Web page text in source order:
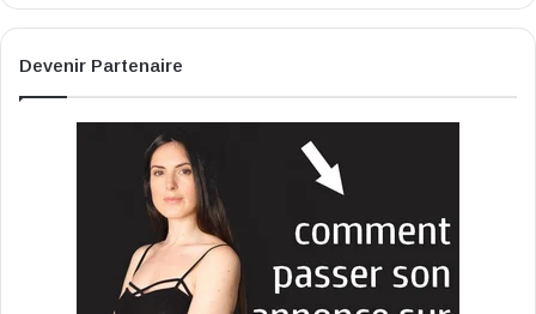
Devenir Partenaire